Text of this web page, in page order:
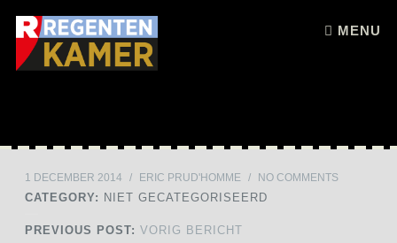
MENU
Skip to content
1 DECEMBER 2014 / ERIC PRUD'HOMME / NO COMMENTS
CATEGORY: NIET GECATEGORISEERD
PREVIOUS POST: VORIG BERICHT